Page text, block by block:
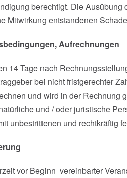
berechtigt. Die
Mitwirkung entstandenen
Aufrechnungen
14 Tage nach
bei nicht fristgerechter
und wird in der Rechnung
und / oder juristische
unbestrittenen und rechtkräftig
vor Beginn vereinbarter